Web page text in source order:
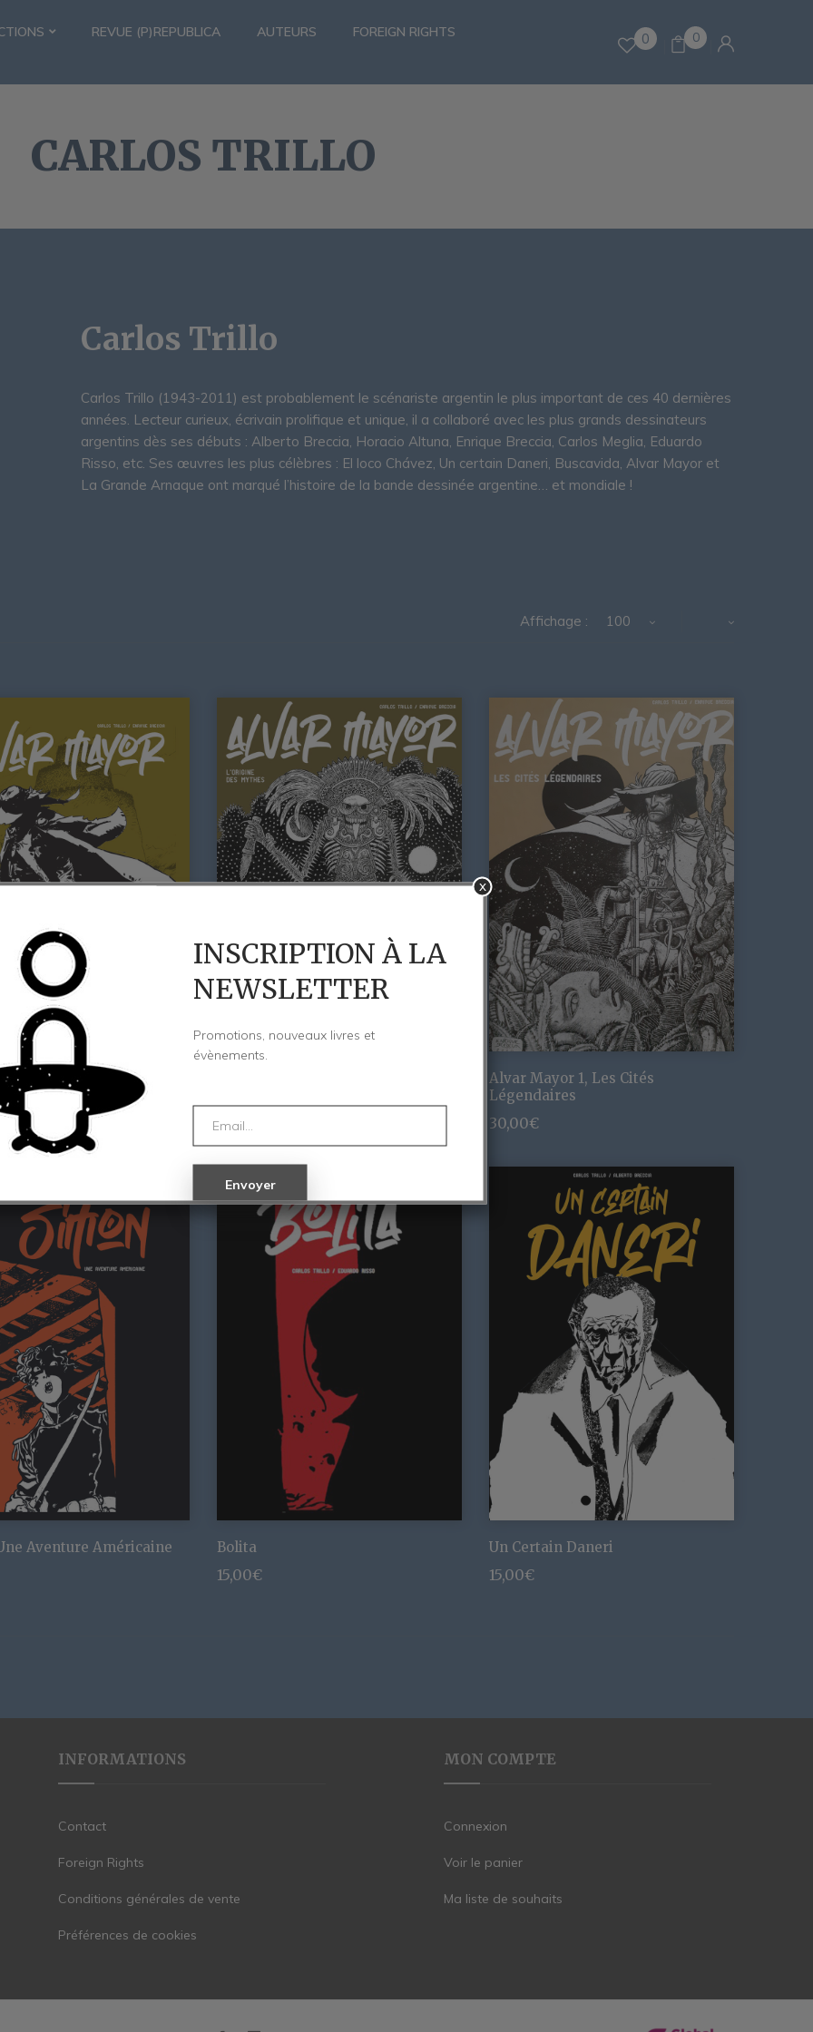
REVUE (P)REPUBLICA AUTEURS
FOREIGN RIGHTS
0 0
CARLOS TRILLO
Carlos Trillo
Carlos Trillo (1943-2011) est probablement le scénariste argentin le plus important de ces 40 dernières
années. Lecteur curieux, écrivain prolifique et unique, il a collaboré avec les plus grands dessinateurs
argentins dès ses débuts : Alberto Breccia, Horacio Altuna, Enrique Breccia, Carlos Meglia, Eduardo
Risso, etc. Ses œuvres les plus célèbres : El loco Chávez, Un certain Daneri, Buscavida, Alvar Mayor et
La Grande Arnaque ont marqué l’histoire de la bande dessinée argentine… et mondiale !
Affichage : 100
3, La Réalité Des
30,00
Alvar Mayor 1, Les Cités
Légendaires
30,00€
Aventure Américaine Bolita
15,00€
Un Certain Daneri
15,00€
INFORMATIONS
Contact
Foreign Rights
Conditions générales de vente
Préférences de cookies
MON COMPTE
Connexion
Voir le panier
Ma liste de souhaits
x
INSCRIPTION À LA
NEWSLETTER
Promotions, nouveaux livres et
évènements.